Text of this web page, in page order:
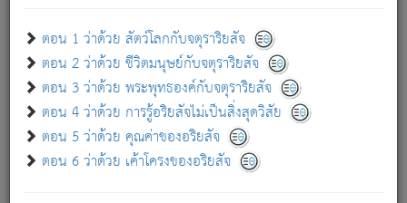
ตอน 1 ว่าด้วย สัตว์โลกกับจตุราริยสัจ
ตอน 2 ว่าด้วย ชีวิตมนุษย์กับจตุราริยสัจ
ตอน 3 ว่าด้วย พระพุทธองค์กับจตุราริยสัจ
ตอน 4 ว่าด้วย การรู้อริยสัจไม่เป็นสิ่งสุดวิสัย
ตอน 5 ว่าด้วย คุณค่าของอริยสัจ
ตอน 6 ว่าด้วย เค้าโครงของอริยสัจ
เขาเพลิดเพลินยิ่งนักในสิ่งใด สิ่งนั้นเป็นภัย (ที่เขาไม่รู้จัก)
เขากลัวต่อสิ่งใดสิ่งนั้นเป็นทุกข์
พรหมจรรย์นี้ อันบุคคลย่อมประพฤติ ก็เพื่อการละขาดซึ่ง
ภพ.
สมณะหรือพราหมณ์เหล่าใด กล่าวความหลุดพ้นจากภพว่า
มีได้เพราะภพ เรากล่าวว่า สมณะหรือพราหมณ์ทั้งปวงนั้น
มิใช่ผู้หลดพ้นจากภพ.